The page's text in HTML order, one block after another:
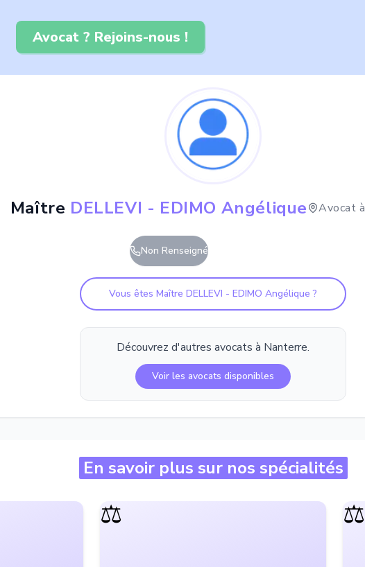
Avocat ? Rejoins-nous !
Maître DELLEVI - EDIMO Angélique Avocat à
Non Renseigné
Vous êtes Maître DELLEVI - EDIMO Angélique ?
Découvrez d'autres avocats à Nanterre.
Voir les avocats disponibles
En savoir plus sur nos spécialités
⚖️ ⚖️